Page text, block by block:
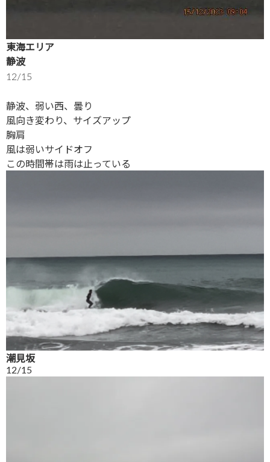
東海エリア
静波
12/15
静波、弱い西、曇り
風向き変わり、サイズアップ
胸肩
風は弱いサイドオフ
この時間帯は雨は止っている
潮見坂
12/15